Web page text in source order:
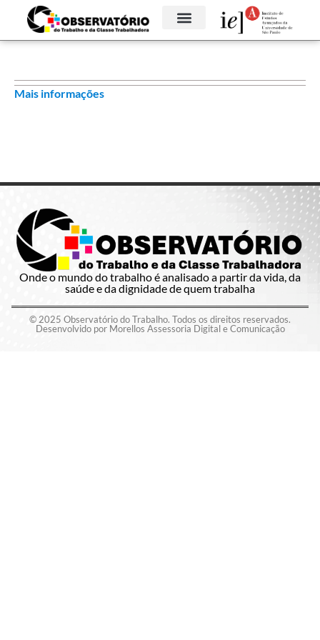
Mais informações
Onde o mundo do trabalho é analisado a partir da vida, da
saúde e da dignidade de quem trabalha
© 2025 Observatório do Trabalho. Todos os direitos reservados.
Desenvolvido por Morellos Assessoria Digital e Comunicação